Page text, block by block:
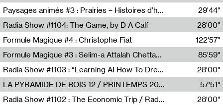
Revue Les Chambres,Marie-Hélène Lafon
Paysages animés #3 : Prairies – Histoires d’herbes et d’humains
Anne Simon
29'44"
Radia Show #1104: The Game, by D A Calf
Radio One NZ
28'00"
Formule Magique #4 : Christophe Fiat
Nathalie Lacroix
122'57"
Formule Magique #3 : Selim-a Attalah Chettaoui
Nathalie Lacroix,Selim-a Attalah Chettaoui
85'59"
Radia Show #1103 : “Learning AI How To Dream” by Sebastian Dingens (Radio Campus Bruxelles)
Radio Campus Bruxelles
28'00"
LA PYRAMIDE DE BOIS 12 / PRINTEMPS 2026
Sammy Stein
57'51"
Radia Show #1102 : The Economic Trip / Radio Grenouille
28'00"